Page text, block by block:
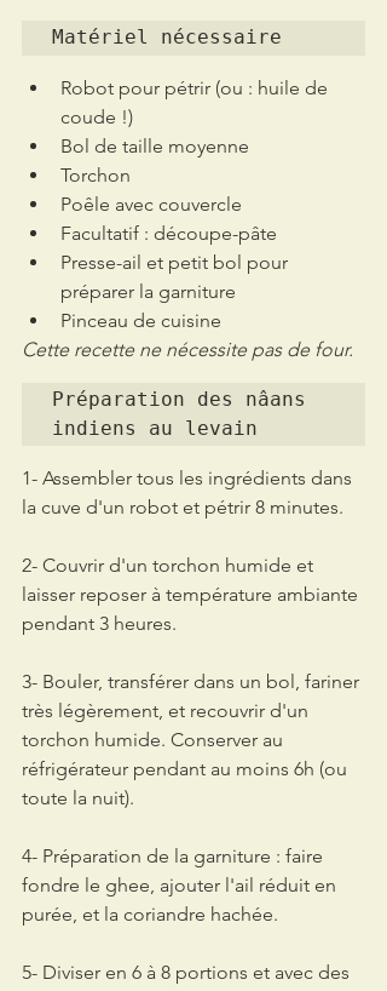
Matériel nécessaire
Robot pour pétrir (ou : huile de
coude !)
Bol de taille moyenne
Torchon
Poêle avec couvercle
Facultatif : découpe-pâte
Presse-ail et petit bol pour
préparer la garniture
Pinceau de cuisine
Cette recette ne nécessite pas de four.
Préparation des nâans
indiens au levain
1- Assembler tous les ingrédients dans
la cuve d'un robot et pétrir 8 minutes.
2- Couvrir d'un torchon humide et
laisser reposer à température ambiante
pendant 3 heures.
3- Bouler, transférer dans un bol, fariner
très légèrement, et recouvrir d'un
torchon humide. Conserver au
réfrigérateur pendant au moins 6h (ou
toute la nuit).
4- Préparation de la garniture : faire
fondre le ghee, ajouter l'ail réduit en
purée, et la coriandre hachée.
5- Diviser en 6 à 8 portions et avec des